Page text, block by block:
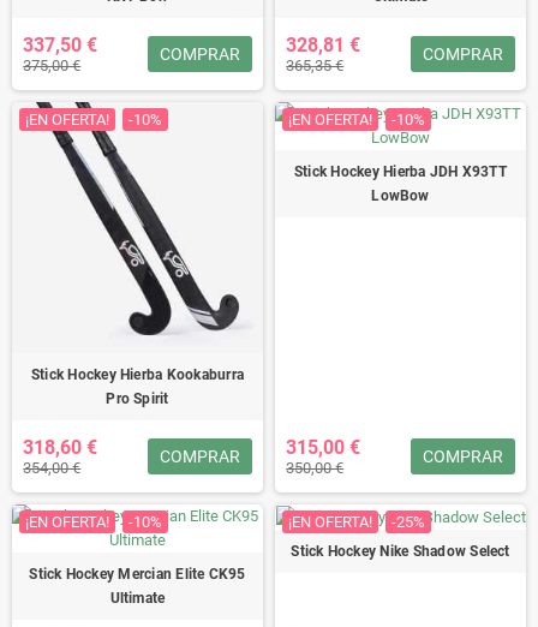
337,50 €
375,00 €
COMPRAR 328,81 €
365,35 €
COMPRAR
¡EN OFERTA! -10%
Stick Hockey Hierba Kookaburra
Pro Spirit
318,60 €
354,00 €
COMPRAR
¡EN OFERTA! -10%
Stick Hockey Hierba JDH X93TT
LowBow
315,00 €
350,00 €
COMPRAR
¡EN OFERTA! -10%
Stick Hockey Mercian Elite CK95
Ultimate
¡EN OFERTA! -25%
Stick Hockey Nike Shadow Select